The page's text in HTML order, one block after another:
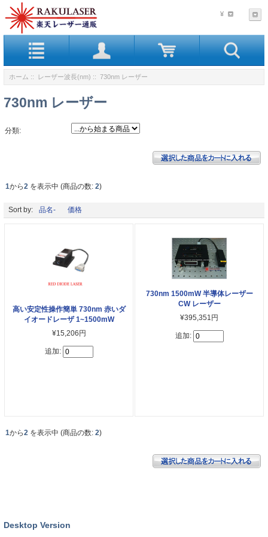
¥
ホーム :: レーザー波長(nm) :: 730nm レーザー
730nm レーザー
分類:
1から2 を表示中 (商品の数: 2)
Sort by: 品名- 価格
高い安定性操作簡単 730nm 赤いダ
イオードレーザ 1~1500mW
¥15,206円
追加:
730nm 1500mW 半導体レーザー
CW レーザー
¥395,351円
追加:
1から2 を表示中 (商品の数: 2)
Desktop Version